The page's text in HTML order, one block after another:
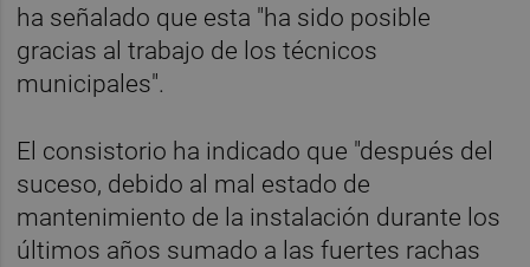
ha señalado que esta "ha sido posible
gracias al trabajo de los técnicos
municipales".
El consistorio ha indicado que "después del
suceso, debido al mal estado de
mantenimiento de la instalación durante los
últimos años sumado a las fuertes rachas